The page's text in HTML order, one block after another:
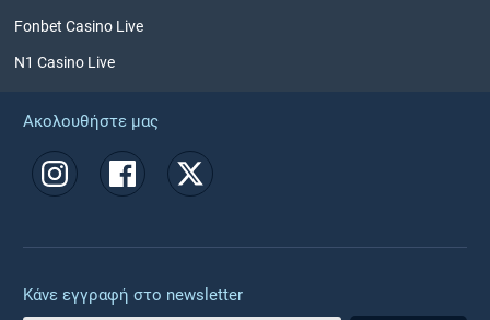
Fonbet Casino Live
N1 Casino Live
Ακολουθήστε μας
Κάνε εγγραφή στο newsletter